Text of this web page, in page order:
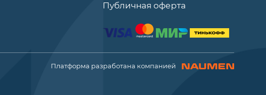
Публичная оферта
Платформа разработана компанией